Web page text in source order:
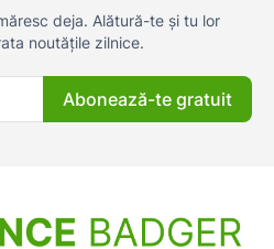
deja. Alătură-te și tu lor
noutățile zilnice.
Abonează-te gratuit